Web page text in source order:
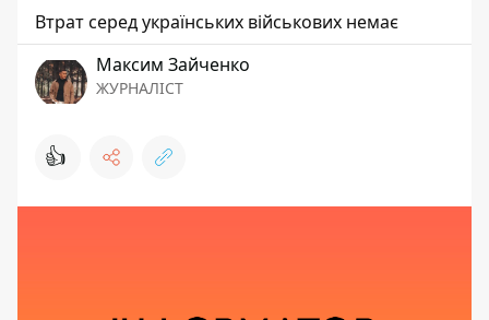
Втрат серед українських військових немає
Максим Зайченко
ЖУРНАЛІСТ
👍